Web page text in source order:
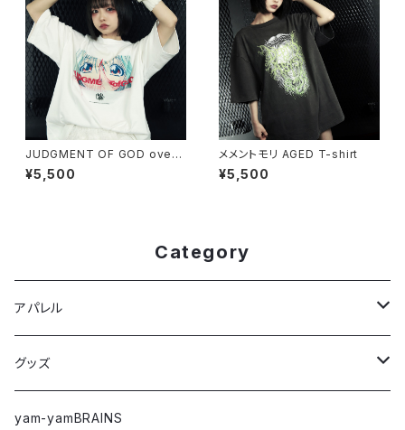
JUDGMENT OF GOD overs
ized T-shirt
¥5,500
メメントモリ AGED T-shirt
¥5,500
Category
アパレル
Tシャツ
ロングTシャツ
グッズ
ステッカー
yam-yamBRAINS